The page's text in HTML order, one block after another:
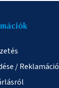
/ Reklamáció